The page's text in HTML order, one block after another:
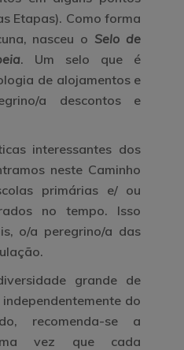
Etapas). Como forma
nasceu o Selo de
. Um selo que é
de alojamentos e
a descontos e
interessantes dos
neste Caminho
primárias e/ ou
no tempo. Isso
o/a peregrino/a das
grande de
do
recomenda-se a
vez que cada